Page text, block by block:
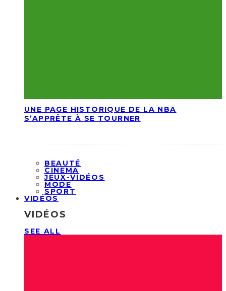
UNE PAGE HISTORIQUE DE LA NBA
S’APPRÊTE À SE TOURNER
BEAUTÉ
CINEMA
JEUX-VIDÉOS
MODE
SPORT
VIDÉOS
VIDÉOS
SEE ALL